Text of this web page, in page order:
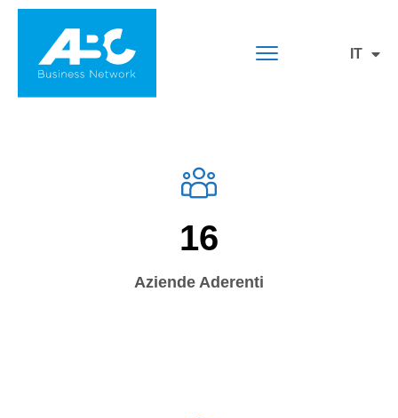
IT
EN
16
Aziende Aderenti